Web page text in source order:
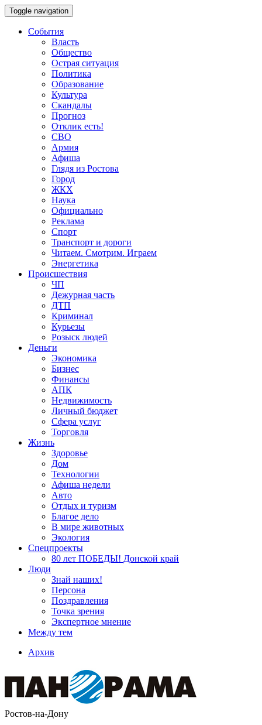
Toggle navigation
События
Власть
Общество
Острая ситуация
Политика
Образование
Культура
Скандалы
Прогноз
Отклик есть!
СВО
Армия
Афиша
Глядя из Ростова
Город
ЖКХ
Наука
Официально
Реклама
Спорт
Транспорт и дороги
Читаем. Смотрим. Играем
Энергетика
Происшествия
ЧП
Дежурная часть
ДТП
Криминал
Курьезы
Розыск людей
Деньги
Экономика
Бизнес
Финансы
АПК
Недвижимость
Личный бюджет
Сфера услуг
Торговля
Жизнь
Здоровье
Дом
Технологии
Афиша недели
Авто
Отдых и туризм
Благое дело
В мире животных
Экология
Спецпроекты
80 лет ПОБЕДЫ! Донской край
Люди
Знай наших!
Персона
Поздравления
Точка зрения
Экспертное мнение
Между тем
Архив
Ростов-на-Дону